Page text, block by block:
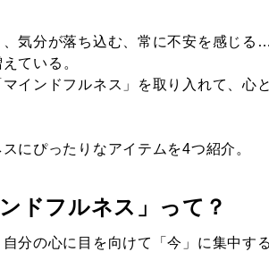
気分が落ち込む、常に不安を感じる
ている。
インドフルネス」を取り入れて、心
にぴったりなアイテムを4つ紹介。
ドフルネス」って？
分の心に目を向けて「今」に集中する